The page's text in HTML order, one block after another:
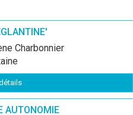
Charbonnier
AUTONOMIE